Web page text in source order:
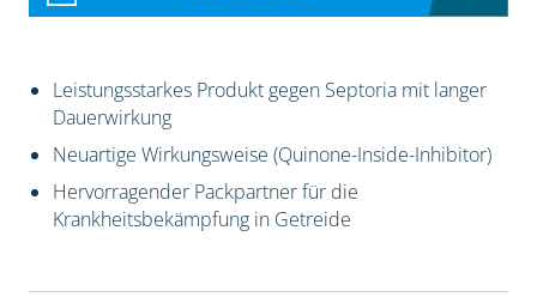
Leistungsstarkes Produkt gegen Septoria mit langer
Dauerwirkung
Neuartige Wirkungsweise (Quinone-Inside-Inhibitor)
Hervorragender Packpartner für die
Krankheitsbekämpfung in Getreide